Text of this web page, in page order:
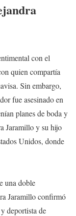
con el
quien compartía
Sin embargo,
fue asesinado en
planes de boda y
Jaramillo y su hijo
Unidos, donde
una doble
Jaramillo confirmó
deportista de